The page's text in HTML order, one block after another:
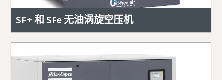
SF+ 和 SFe 无油涡旋空压机